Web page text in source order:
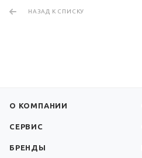
НАЗАД К СПИСКУ
О КОМПАНИИ
СЕРВИС
БРЕНДЫ